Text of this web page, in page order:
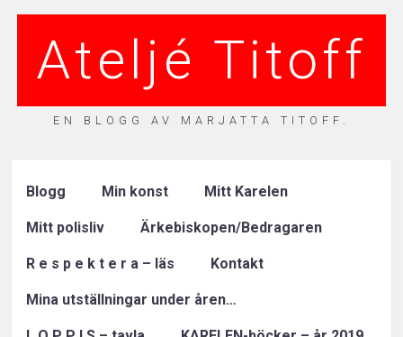
Ateljé Titoff
EN BLOGG AV MARJATTA TITOFF.
Blogg Min konst Mitt Karelen
Mitt polisliv Ärkebiskopen/Bedragaren
R e s p e k t e r a – läs Kontakt
Mina utställningar under åren…